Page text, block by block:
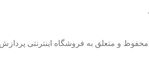
و متعلق به فروشگاه اینترنتی